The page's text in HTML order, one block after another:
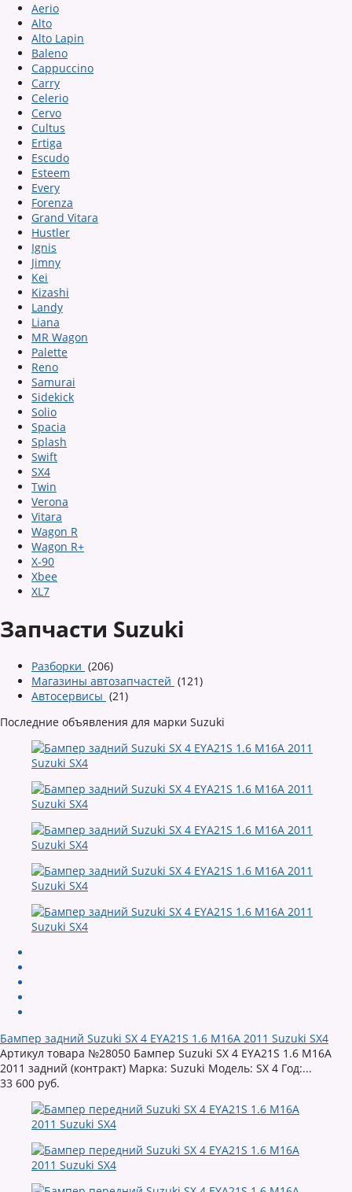
Aerio
Alto
Alto Lapin
Baleno
Cappuccino
Carry
Celerio
Cervo
Cultus
Ertiga
Escudo
Esteem
Every
Forenza
Grand Vitara
Hustler
Ignis
Jimny
Kei
Kizashi
Landy
Liana
MR Wagon
Palette
Reno
Samurai
Sidekick
Solio
Spacia
Splash
Swift
SX4
Twin
Verona
Vitara
Wagon R
Wagon R+
X-90
Xbee
XL7
Запчасти Suzuki
Разборки (206)
Магазины автозапчастей (121)
Автосервисы (21)
Последние объявления для марки Suzuki
Бампер задний Suzuki SX 4 EYA21S 1.6 M16A 2011 Suzuki SX4
Артикул товара №28050 Бампер Suzuki SX 4 EYA21S 1.6 M16A
2011 задний (контракт) Марка: Suzuki Модель: SX 4 Год:...
33 600 руб.